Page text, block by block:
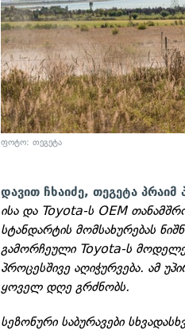
ფოტო: თეგეტა
დავით ჩხაიძე, თეგეტა
ისა და Toyota-ს OEM
სტანდარტის მომსახურებას
გამორჩეული Toyota-ს
პროცესშივე აღიჭურვება. ამ
ყოველ დღე გრძნობს.
სეზონური საბურავები